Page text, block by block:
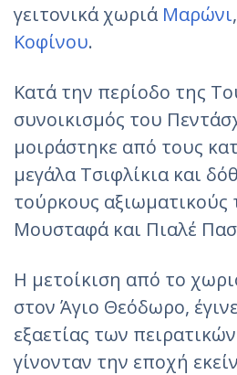
γειτονικά χωριά Μαρώνι,
Κοφίνου.
Κατά την περίοδο της
συνοικισμός του
μοιράστηκε από τους
μεγάλα Τσιφλίκια και
τούρκους αξιωματικούς
Μουσταφά και Πιαλέ
Η μετοίκιση από το
στον Άγιο Θεόδωρο,
εξαετίας των
γίνονταν την εποχή